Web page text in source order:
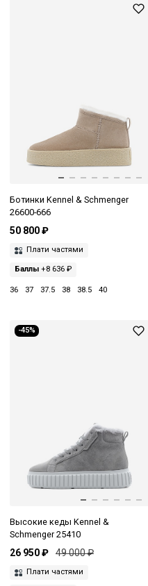
Ботинки Kennel & Schmenger
26600-666
50 800 ₽
Плати частями
Баллы +8 636 ₽
36 37 37.5 38 38.5 40
-45%
Высокие кеды Kennel &
Schmenger 25410
26 950 ₽ 49 000 ₽
Плати частями